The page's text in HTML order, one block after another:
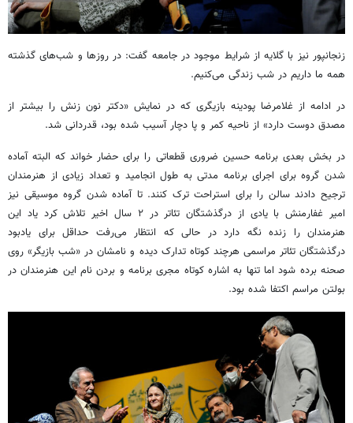
زنجانپور نیز با گلایه از شرایط موجود در جامعه گفت: در روزها و شب‌های گذشته
همه ما داریم در شب زندگی می‌کنیم.
در ادامه از غلامرضا پودینه بازیگری که در نمایش «دکتر نون زنش را بیشتر از
مصدق دوست دارد» از ناحیه کمر و پا دچار آسیب شده بود، قدردانی شد.
در بخش بعدی برنامه حسین ضروری قطعاتی را برای حضار خواند که البته آماده
شدن گروه برای اجرای برنامه مدتی به طول انجامید و تعداد زیادی از هنرمندان
ترجیح دادند سالن را برای استراحت ترک کنند. تا آماده شدن گروه موسیقی نیز
امیر غفارمنش با یادی از درگذشتگان تئاتر در ۲ سال اخیر تلاش کرد یاد این
هنرمندان را زنده نگه دارد در حالی که انتظار می‌رفت حداقل برای یادبود
درگذشتگان تئاتر مراسمی هرچند کوتاه تدارک دیده و نامشان در «شب بازیگر» روی
صحنه برده شود اما تنها به اشاره کوتاه مجری برنامه و بردن نام این هنرمندان در
بولتن مراسم اکتفا شده بود.